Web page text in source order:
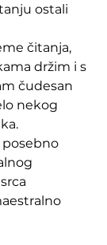
ostali
čitanja,
držim i s
čudesan
nekog